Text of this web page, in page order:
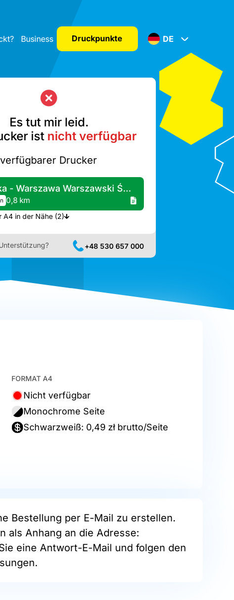
Business Druckpunkte DE
Es tut mir leid.
ist nicht verfügbar
Drucker
Żabka - Warszawa Warszawski Świt 5
0,8 km
Mehr Drucker A4 in der Nähe (2)
+48 530 657 000
FORMAT A4
Nicht verfügbar
Monochrome Seite
Schwarzweiß: 0,49 zł brutto/Seite
Bestellung per E-Mail zu erstellen.
als Anhang an die Adresse:
eine Antwort-E-Mail und folgen den